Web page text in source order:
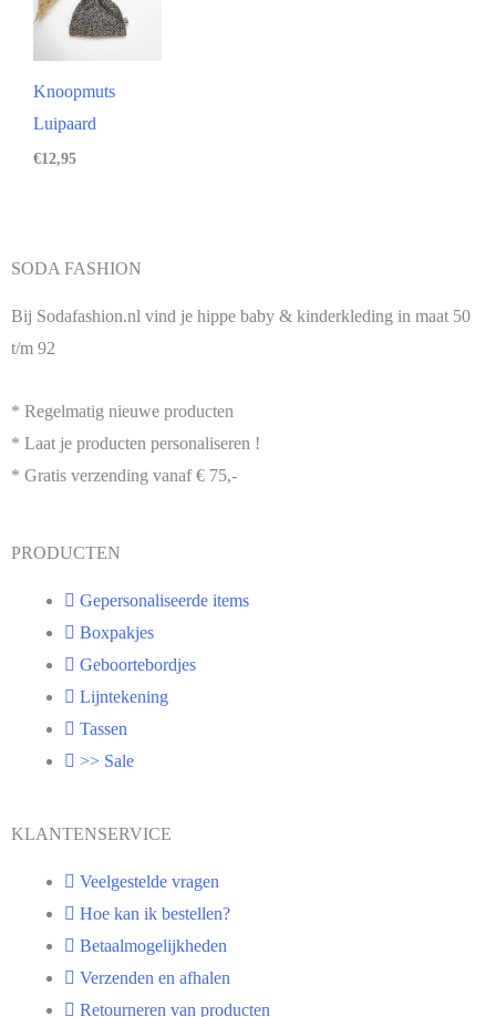
Knoopmuts
Luipaard
€12,95
SODA FASHION
Bij Sodafashion.nl vind je hippe baby & kinderkleding in maat 50
t/m 92
* Regelmatig nieuwe producten
* Laat je producten personaliseren !
* Gratis verzending vanaf € 75,-
PRODUCTEN
Gepersonaliseerde items
Boxpakjes
Geboortebordjes
Lijntekening
Tassen
>> Sale
KLANTENSERVICE
Veelgestelde vragen
Hoe kan ik bestellen?
Betaalmogelijkheden
Verzenden en afhalen
Retourneren van producten